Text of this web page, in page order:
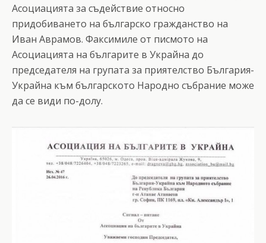
Асоциацията за съдействие относно
придобиването на българско гражданство на
Иван Аврамов. Факсимиле от писмото на
Асоциацията на българите в Украйна до
председателя на групата за приятелство България-
Украйна към българското Народно събрание може
да се види по-долу.